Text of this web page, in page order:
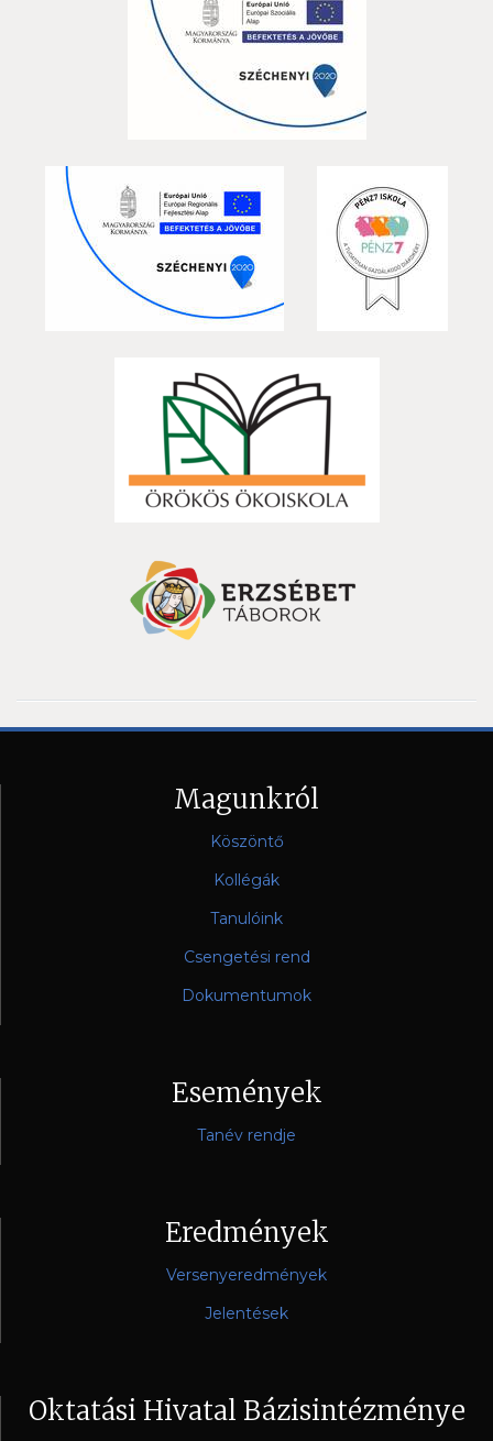
Magunkról
Köszöntő
Kollégák
Tanulóink
Csengetési rend
Dokumentumok
Események
Tanév rendje
Eredmények
Versenyeredmények
Jelentések
Oktatási Hivatal Bázisintézménye